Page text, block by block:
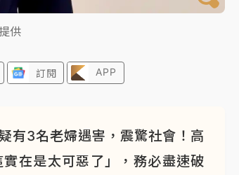
供
訂閱 APP
有3名老婦遇害，震驚社會！高
在是太可惡了」，務必盡速破